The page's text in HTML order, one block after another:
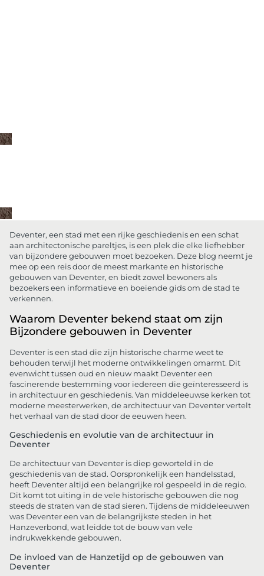
Deventer, een stad met een rijke geschiedenis en een schat
aan architectonische pareltjes, is een plek die elke liefhebber
van bijzondere gebouwen moet bezoeken. Deze blog neemt je
mee op een reis door de meest markante en historische
gebouwen van Deventer, en biedt zowel bewoners als
bezoekers een informatieve en boeiende gids om de stad te
verkennen.
Waarom Deventer bekend staat om zijn
Bijzondere gebouwen in Deventer
Deventer is een stad die zijn historische charme weet te
behouden terwijl het moderne ontwikkelingen omarmt. Dit
evenwicht tussen oud en nieuw maakt Deventer een
fascinerende bestemming voor iedereen die geïnteresseerd is
in architectuur en geschiedenis. Van middeleeuwse kerken tot
moderne meesterwerken, de architectuur van Deventer vertelt
het verhaal van de stad door de eeuwen heen.
Geschiedenis en evolutie van de architectuur in
Deventer
De architectuur van Deventer is diep geworteld in de
geschiedenis van de stad. Oorspronkelijk een handelsstad,
heeft Deventer altijd een belangrijke rol gespeeld in de regio.
Dit komt tot uiting in de vele historische gebouwen die nog
steeds de straten van de stad sieren. Tijdens de middeleeuwen
was Deventer een van de belangrijkste steden in het
Hanzeverbond, wat leidde tot de bouw van vele
indrukwekkende gebouwen.
De invloed van de Hanzetijd op de gebouwen van
Deventer